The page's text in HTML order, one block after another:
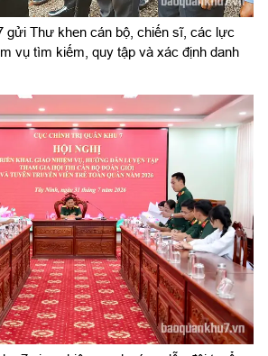
gửi Thư khen cán bộ, chiến sĩ, các lực
vụ tìm kiếm, quy tập và xác định danh